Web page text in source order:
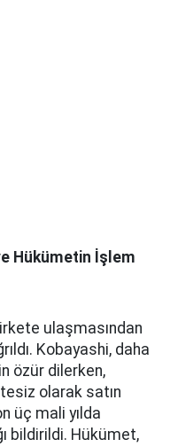
Hükümetin İşlem
ulaşmasından
Kobayashi, daha
özür dilerken,
olarak satın
üç mali yılda
bildirildi. Hükümet,